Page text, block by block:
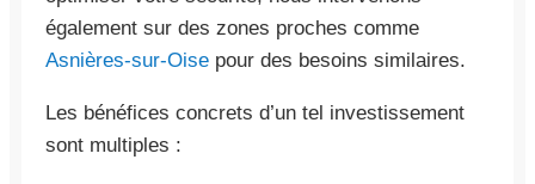
également sur des zones proches comme
Asnières-sur-Oise pour des besoins similaires.
Les bénéfices concrets d’un tel investissement
sont multiples :